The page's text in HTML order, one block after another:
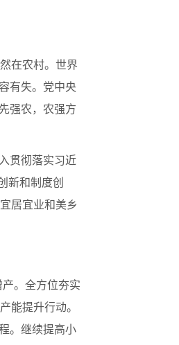
在农村。世界
有失。党中央
强农，农强方
贯彻落实习近
新和制度创
居宜业和美乡
。全方位夯实
能提升行动。
。继续提高小